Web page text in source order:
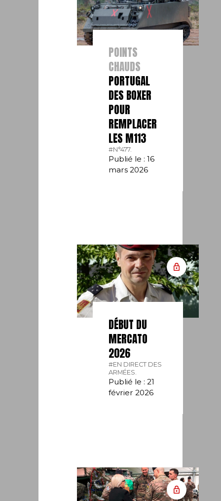
POINTS
CHAUDS
PORTUGAL
DES BOXER
POUR
REMPLACER
LES M113
#N°477.
Publié le : 16
mars 2026
DÉBUT DU
MERCATO
2026
#EN DIRECT DES
ARMÉES.
Publié le : 21
février 2026